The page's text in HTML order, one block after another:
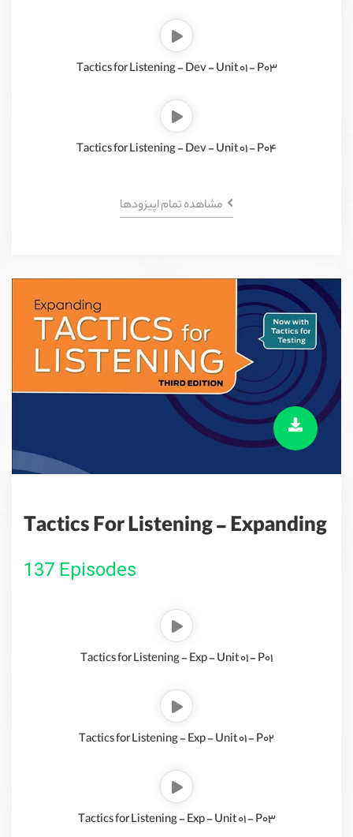
Tactics for Listening - Dev - Unit 01 - P03
Tactics for Listening - Dev - Unit 01 - P04
Tactics For Listening - Expanding
137 Episodes
Tactics for Listening - Exp - Unit 01 - P01
Tactics for Listening - Exp - Unit 01 - P02
Tactics for Listening - Exp - Unit 01 - P03